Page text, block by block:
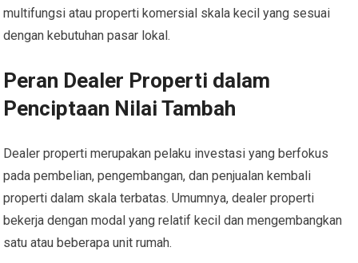
multifungsi atau properti komersial skala kecil yang sesuai
dengan kebutuhan pasar lokal.
Peran Dealer Properti dalam
Penciptaan Nilai Tambah
Dealer properti merupakan pelaku investasi yang berfokus
pada pembelian, pengembangan, dan penjualan kembali
properti dalam skala terbatas. Umumnya, dealer properti
bekerja dengan modal yang relatif kecil dan mengembangkan
satu atau beberapa unit rumah.